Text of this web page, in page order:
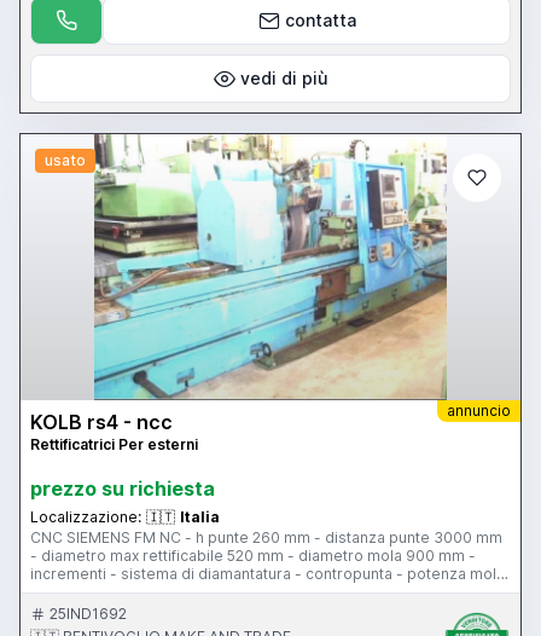
contatta
vedi di più
usato
annuncio
KOLB rs4 - ncc
Rettificatrici Per esterni
prezzo su richiesta
Localizzazione: 🇮🇹 Italia
CNC SIEMENS FM NC - h punte 260 mm - distanza punte 3000 mm
- diametro max rettificabile 520 mm - diametro mola 900 mm -
incrementi - sistema di diamantatura - contropunta - potenza mola
18 kw
25IND1692